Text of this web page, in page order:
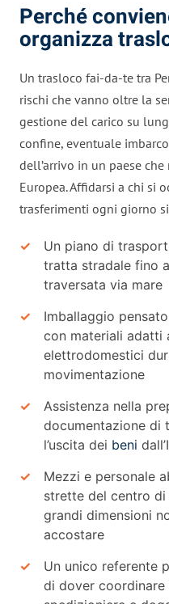
Perché
organizza
Un trasloco fai-da-te tra
rischi che vanno oltre la
gestione del carico su
confine, eventuale
dell’arrivo in un paese
Europea. Affidarsi a chi si
trasferimenti ogni giorno
Un piano di
tratta stradale fino
traversata via mare
Imballaggio
con materiali adatti
elettrodomestici
movimentazione
Assistenza nella
documentazione di
l’uscita dei beni
Mezzi e personale
strette del centro di
grandi dimensioni
accostare
Un unico referente
di dover